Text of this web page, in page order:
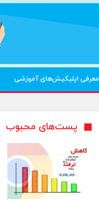
معرفی اپلیکیش‌های آموزشی
پست‌های محبوب